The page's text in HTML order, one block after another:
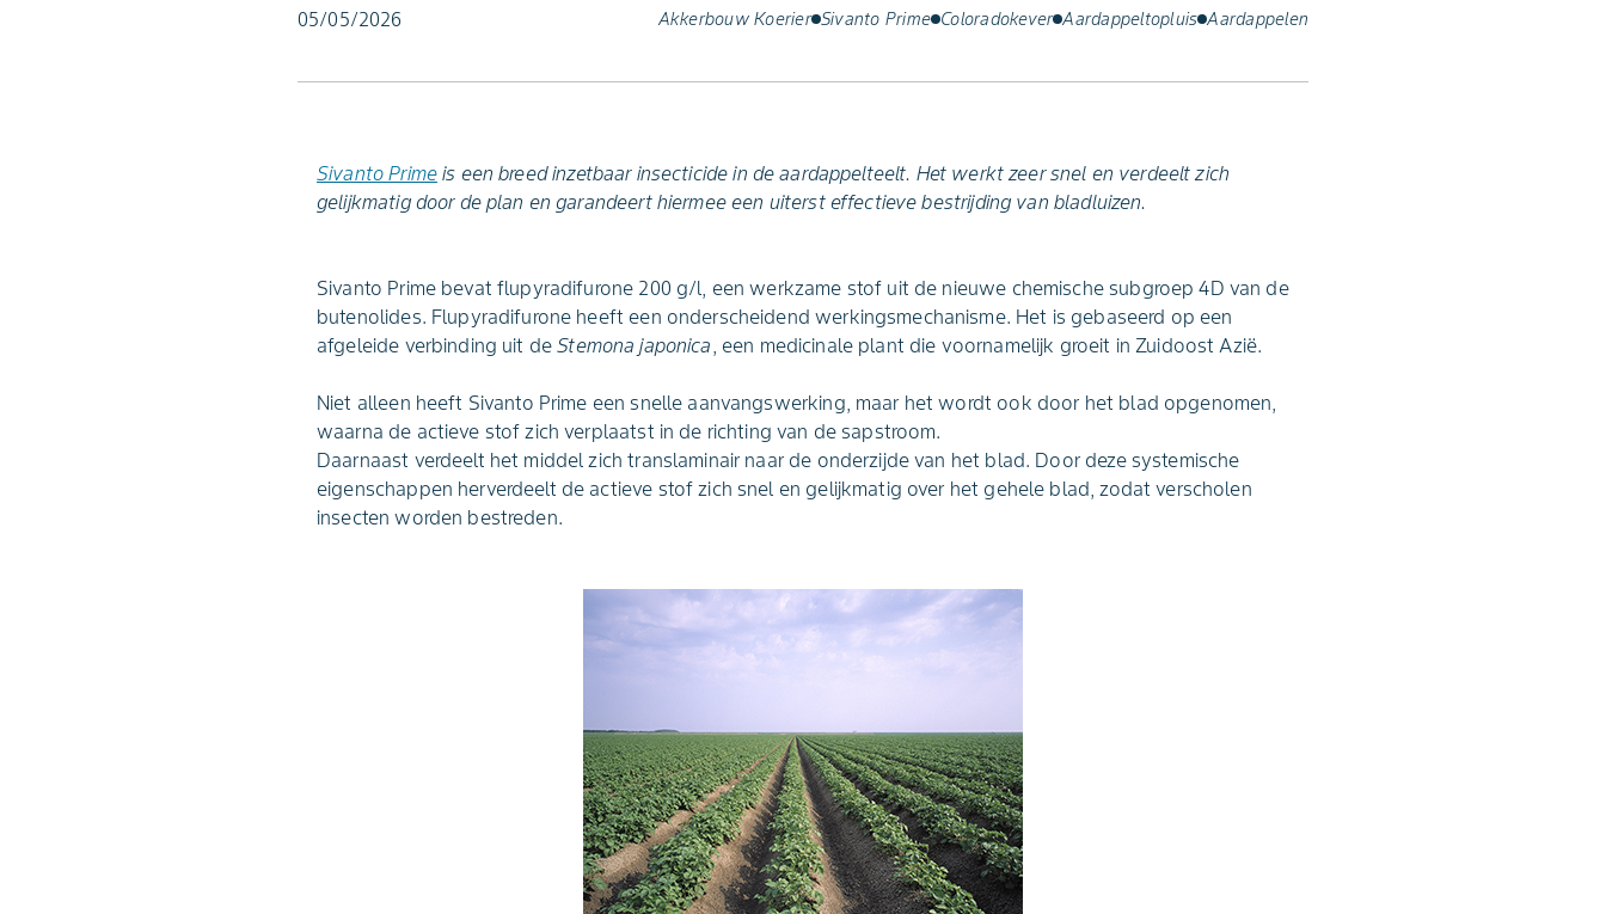
05/05/2026 Akkerbouw Koerier Sivanto Prime Coloradokever Aardappeltopluis Aardappelen
Sivanto Primeis een breed inzetbaar insecticide in de aardappelteelt. Het werkt zeer snel en verdeelt zich
gelijkmatig door de plan en garandeert hiermee een uiterst effectieve bestrijding van bladluizen.
Sivanto Prime bevat flupyradifurone 200 g/l, een werkzame stof uit de nieuwe chemische subgroep 4D van de
butenolides. Flupyradifurone heeft een onderscheidend werkingsmechanisme. Het is gebaseerd op een
afgeleide verbinding uit deStemona japonica, een medicinale plant die voornamelijk groeit in Zuidoost Azië.
Niet alleen heeft Sivanto Prime een snelle aanvangswerking, maar het wordt ook door het blad opgenomen,
waarna de actieve stof zich verplaatst in de richting van de sapstroom.
Daarnaast verdeelt het middel zich translaminair naar de onderzijde van het blad. Door deze systemische
eigenschappen herverdeelt de actieve stof zich snel en gelijkmatig over het gehele blad, zodat verscholen
insecten worden bestreden.